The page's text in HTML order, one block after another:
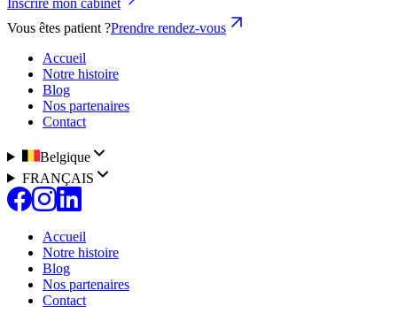
Vous êtes patient ?Prendre rendez-vous
Accueil
Notre histoire
Blog
Nos partenaires
Contact
Belgique
FRANÇAIS
Accueil
Notre histoire
Blog
Nos partenaires
Contact